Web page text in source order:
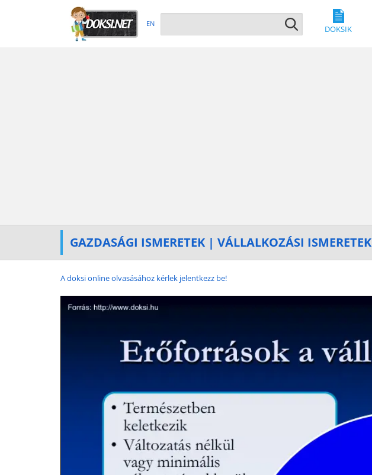
EN
DOKSIK
GAZDASÁGI ISMERETEK | VÁLLALKOZÁSI ISMERETEK
A doksi online olvasásához kérlek jelentkezz be!